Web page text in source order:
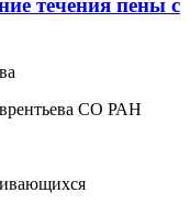
течения пены с
СО РАН